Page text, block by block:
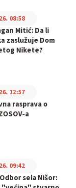
Mitić: Da li
zaslužuje Dom
Nikete?
08:58
rasprava o
a
12:57
sela Nišor:
09:42